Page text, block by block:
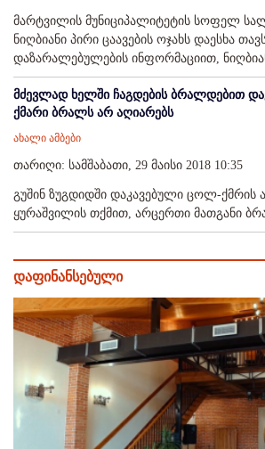
მარტვილის მუნიციპალიტეტის სოფელ
ნიღბიანი პირი ცაავების ოჯახს დაესხა
დაზარალებულების ინფორმაციით,
მძევლად ხელში ჩაგდების ბრალდებით
ქმარი ბრალს არ აღიარებს
ახალი ამბები
თარიღი: სამშაბათი, 29 მაისი 2018 10:35
გუშინ ზუგდიდში დაკავებული ცოლ-ქმრის
ყურაშვილის თქმით, არცერთი მათგანი
დაფინანსებული